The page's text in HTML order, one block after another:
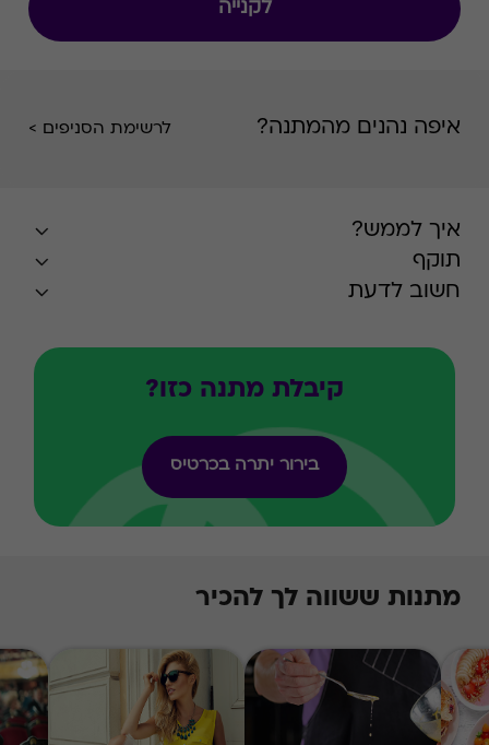
לקנייה
איפה נהנים מהמתנה? לרשימת הסניפים >
איך לממש?
תוקף
חשוב לדעת
קיבלת מתנה כזו?
בירור יתרה בכרטיס
מתנות ששווה לך להכיר